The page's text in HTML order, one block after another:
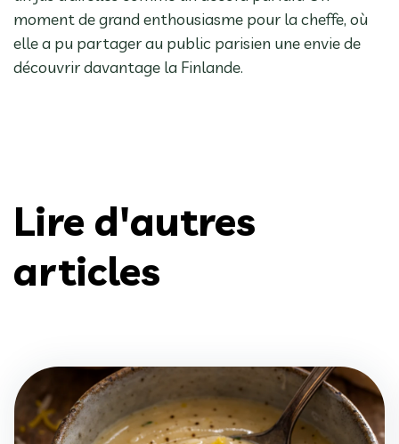
moment de grand enthousiasme pour la cheffe, où
elle a pu partager au public parisien une envie de
découvrir davantage la Finlande.
Lire d'autres
articles